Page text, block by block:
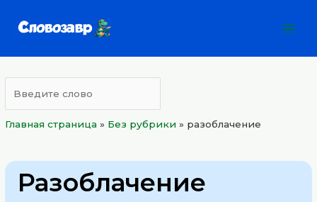
Главная страница » Без рубрики » разоблачение
Разоблачение